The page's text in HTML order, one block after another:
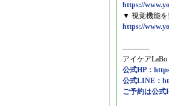
https://
▼ 視覚機能を
https://
-----------
アイケアLaBo
公式HP：
公式LINE：
ご予約は公式